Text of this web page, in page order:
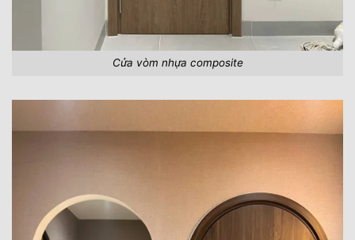
Cửa vòm nhựa composite